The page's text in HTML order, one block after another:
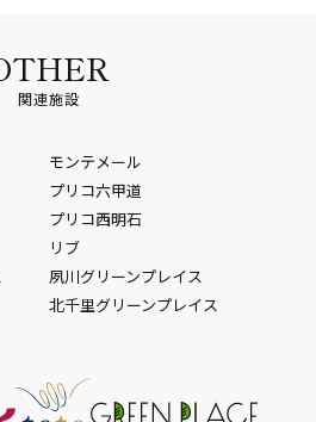
関連施設
モンテメール
プリコ六甲道
プリコ西明石
リブ
夙川グリーンプレイス
北千里グリーンプレイス